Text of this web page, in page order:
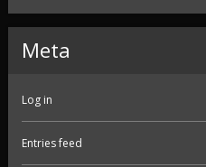
Meta
Log in
Entries feed